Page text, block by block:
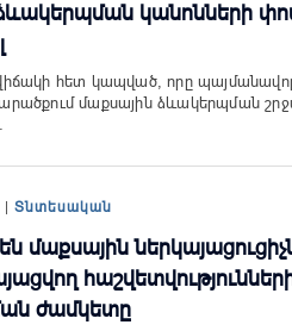
կանոնների
հետ կապված, որը
մաքսային ձևակերպման
Տնտեսական
մաքսային
ժամկետը